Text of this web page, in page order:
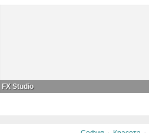
FX Studio